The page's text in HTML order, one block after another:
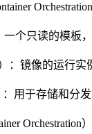
一个只读的模板
：镜像的运行
用于存储和分
Orchestration